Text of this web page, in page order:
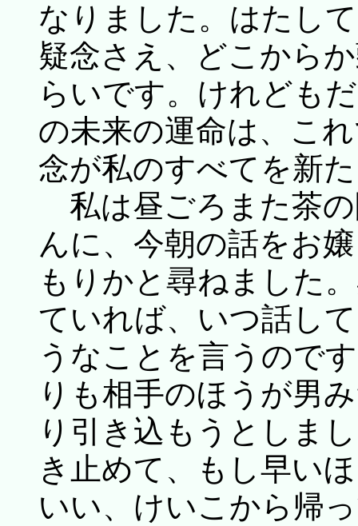
なりました。はたし
疑念さえ、どこから
らいです。けれども
の未来の運命は、こ
念が私のすべてを新
私は昼ごろまた茶
んに、今朝の話をお
もりかと尋ねました
ていれば、いつ話し
うなことを言うので
りも相手のほうが男
り引き込もうとしま
き止めて、もし早い
いい、けいこから帰